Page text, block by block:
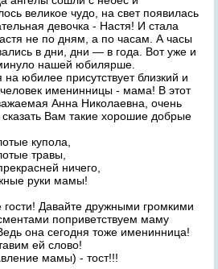
великое чудо, на свет появилась
девочка - Настя! И стала
не по дням, а по часам. А часы
в дни, дни — в года. Вот уже и
нашей юбилярше.
на юбилее присутствует близкий и
именинницы - мама! В этот
Анна Николаевна, очень
сказать Вам такие хорошие добрые
купола,
травы,
ничего,
руки мамы!
гости! Давайте дружными громкими
поприветствуем маму
она сегодня тоже именинница!
ей слово!
мамы) - тост!!!